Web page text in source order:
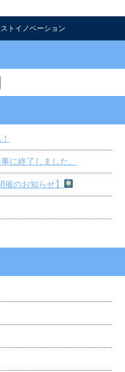
トイノベーション
に終了しました。
催のお知らせ】